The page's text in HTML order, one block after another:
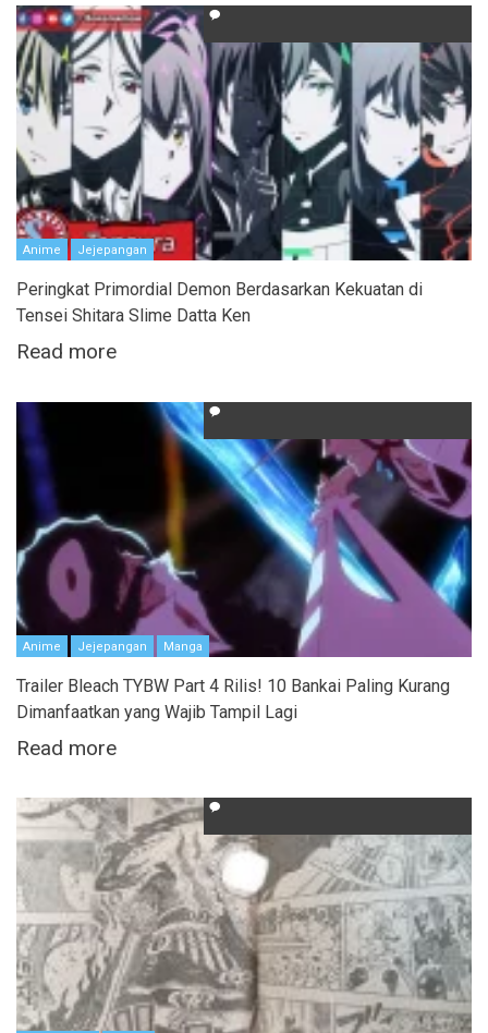
Anime Jejepangan
Peringkat Primordial Demon Berdasarkan Kekuatan di
Tensei Shitara Slime Datta Ken
Read more
Anime Jejepangan Manga
Trailer Bleach TYBW Part 4 Rilis! 10 Bankai Paling Kurang
Dimanfaatkan yang Wajib Tampil Lagi
Read more